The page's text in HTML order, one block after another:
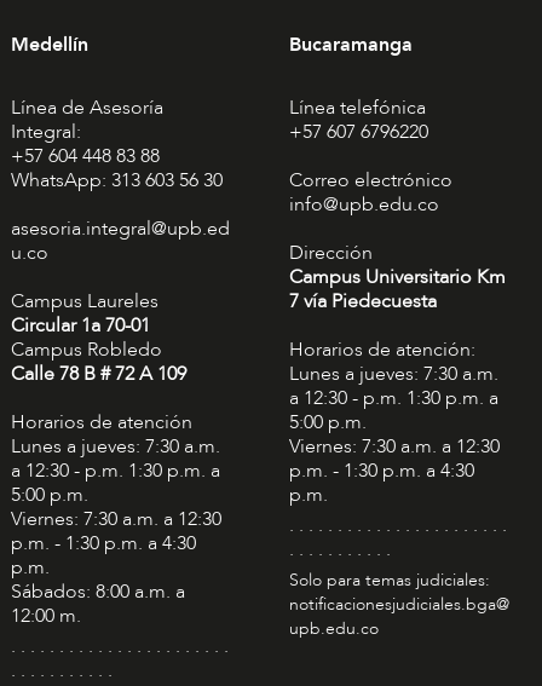
Medellín
Línea de Asesoría
Integral:
+57 604 448 83 88
WhatsApp: 313 603 56 30
asesoria.integral@upb.ed
u.co
Campus Laureles
Circular 1a 70-01
Campus Robledo
Calle 78 B # 72 A 109
Horarios de atención
Lunes a jueves: 7:30 a.m.
a 12:30 - p.m. 1:30 p.m. a
5:00 p.m.
Viernes: 7:30 a.m. a 12:30
p.m. - 1:30 p.m. a 4:30
p.m.
Sábados: 8:00 a.m. a
12:00 m.
. . . . . . . . . . . . . . . . . . . . . . .
. . . . . . . . . . .
Bucaramanga
Línea telefónica
+57 607 6796220
Correo electrónico
info@upb.edu.co
Dirección
Campus Universitario Km
7 vía Piedecuesta
Horarios de atención:
Lunes a jueves: 7:30 a.m.
a 12:30 - p.m. 1:30 p.m. a
5:00 p.m.
Viernes: 7:30 a.m. a 12:30
p.m. - 1:30 p.m. a 4:30
p.m.
. . . . . . . . . . . . . . . . . . . . . . .
. . . . . . . . . . .
Solo para temas judiciales:
notificacionesjudiciales.bga@
upb.edu.co